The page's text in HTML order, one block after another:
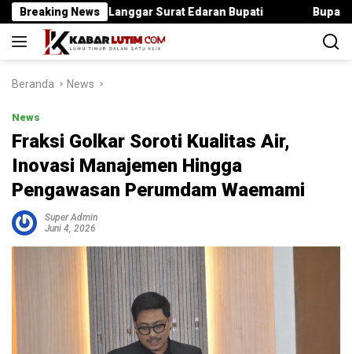
Langsung
ke
konten
Breaking News
Jika Langgar Surat Edaran Bupati Bupati Irwan
Beranda News
News
Fraksi Golkar Soroti Kualitas Air,
Inovasi Manajemen Hingga
Pengawasan Perumdam Waemami
Super Admin
Juni 4, 2026